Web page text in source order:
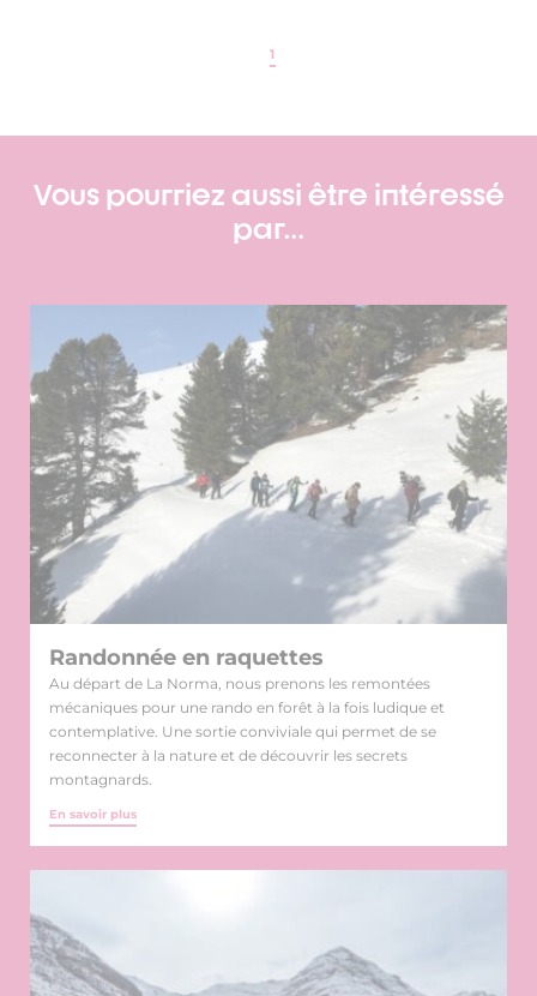
1
Vous pourriez aussi être intéressé
par…
Randonnée en raquettes
Au départ de La Norma, nous prenons les remontées
mécaniques pour une rando en forêt à la fois ludique et
contemplative. Une sortie conviviale qui permet de se
reconnecter à la nature et de découvrir les secrets
montagnards.
En savoir plus